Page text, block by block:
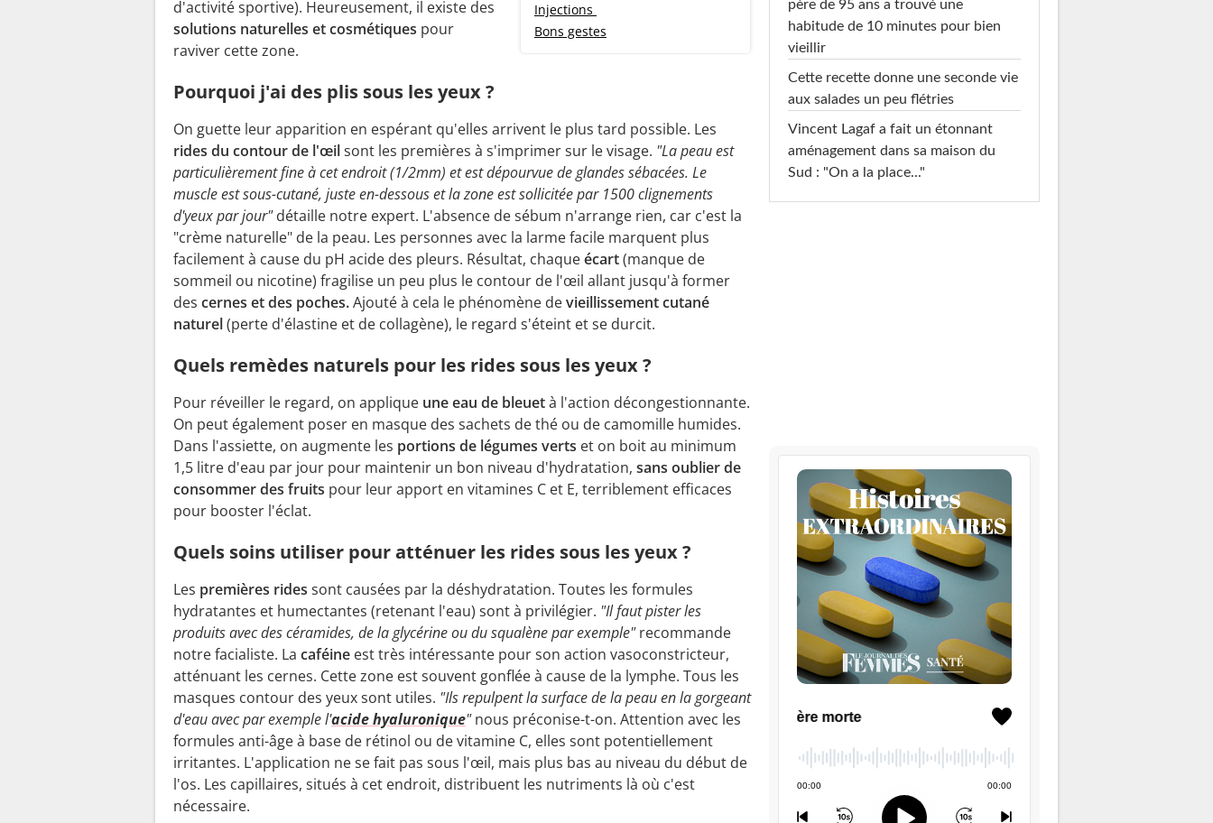
Injections
Bons gestes
d'activité sportive). Heureusement, il existe des
solutions naturelles et cosmétiques pour
raviver cette zone.
Pourquoi j'ai des plis sous les yeux ?
On guette leur apparition en espérant qu'elles arrivent le plus tard possible. Les
rides du contour de l'œilsont les premières à s'imprimer sur le visage. "La peau est
particulièrement fine à cet endroit (1/2mm) et est dépourvue de glandes sébacées. Le
muscle est sous-cutané, juste en-dessous et la zone est sollicitée par 1500 clignements
d'yeux par jour"détaille notre expert. L'absence de sébum n'arrange rien, car c'est la
"crème naturelle" de la peau. Les personnes avec la larme facile marquent plus
facilement à cause du pH acide des pleurs. Résultat, chaqueécart(manque de
sommeil ou nicotine) fragilise un peu plus le contour de l'œil allant jusqu'à former
des cernes et des poches.Ajouté à cela le phénomène devieillissement cutané
naturel(perte d'élastine et de collagène), le regard s'éteint et se durcit.
Quels remèdes naturels pour les rides sous les yeux ?
Pour réveiller le regard, on applique une eau de bleuetà l'action décongestionnante.
On peut également poser en masque des sachets de thé ou de camomille humides.
Dans l'assiette, on augmente les portions de légumes verts et on boit au minimum
1,5 litre d'eau par jour pour maintenir un bon niveau d'hydratation, sans oublier de
consommer des fruits pour leur apport en vitamines C et E, terriblement efficaces
pour booster l'éclat.
Quels soins utiliser pour atténuer les rides sous les yeux ?
Les premières rides sont causées par la déshydratation. Toutes les formules
hydratantes et humectantes (retenant l'eau) sont à privilégier. "Il faut pister les
produits avec des céramides, de la glycérine ou du squalène par exemple"recommande
notre facialiste. La caféine est très intéressante pour son action vasoconstricteur,
atténuant les cernes. Cette zone est souvent gonflée à cause de la lymphe. Tous les
masques contour des yeux sont utiles. "Ils repulpent la surface de la peau en la gorgeant
d'eau avec par exemple l'acide hyaluronique"nous préconise-t-on. Attention avec les
formules anti-âge à base de rétinol ou de vitamine C, elles sont potentiellement
irritantes. L'application ne se fait pas sous l'œil, mais plus bas au niveau du début de
l'os. Les capillaires, situés à cet endroit, distribuent les nutriments là où c'est
nécessaire.
père de 95 ans a trouvé une
habitude de 10 minutes pour bien
vieillir
Cette recette donne une seconde vie
aux salades un peu flétries
Vincent Lagaf a fait un étonnant
aménagement dans sa maison du
Sud : "On a la place..."